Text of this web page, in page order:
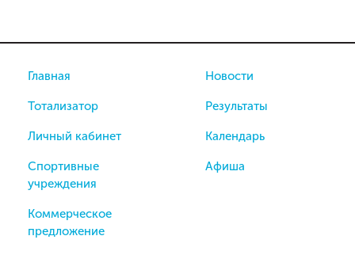
Главная
Тотализатор
Личный кабинет
Спортивные
учреждения
Коммерческое
предложение
Новости
Результаты
Календарь
Афиша